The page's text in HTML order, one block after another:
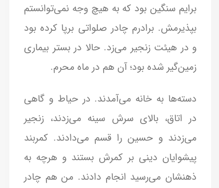
برایم سنگین بود که به هیچ وجه نمی‌توانستم
بپذیرمش. برادرم چادر صلواتی برپا کرده بود
و در هیئت زنجیر می‌زد. حالا در بستر بیماری
زمین‌گیر شده بود؛ آن هم در ماه محرم.
دسته‌ها به خانه می‌آمدند. در حیاط و گاهی
در اتاق، بالای سرش سینه می‌زدند، زنجیر
می‌زدند و حسین را قسم می‌دادند. کمربند
پیشوایان دینی بر کمرش بستند و هرچه به
ذهنشان می‌رسید انجام دادند. من هم چادر